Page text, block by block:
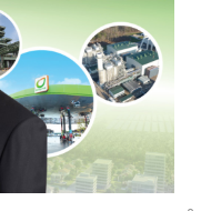
climate-change/cop-3
rights-and-the-fin
2025/11/07/what-is
who-will-be-at-this-ye
c9vy191rgn1o
2025/nov/